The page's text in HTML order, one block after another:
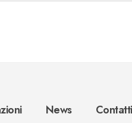
News Contatti